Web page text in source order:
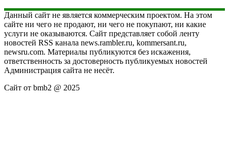
Данный сайт не является коммерческим проектом. На этом
сайте ни чего не продают, ни чего не покупают, ни какие
услуги не оказываются. Сайт представляет собой ленту
новостей RSS канала news.rambler.ru, kommersant.ru,
newsru.com. Материалы публикуются без искажения,
ответственность за достоверность публикуемых новостей
Администрация сайта не несёт.
Сайт от bmb2 @ 2025